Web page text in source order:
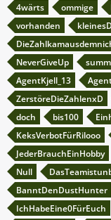
4wärts
ommige
vorhanden
NeverGiveUp
AgentKjell_13
ZerstöreDieZahlenxD
doch
bis100
KeksVerbotFürRilooo
JederBrauchEinHobby
Null
BanntDenDustHunter
IchHabeEine0FürEuch